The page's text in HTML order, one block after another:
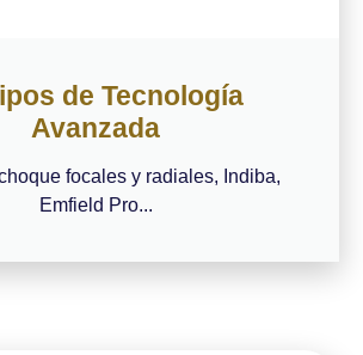
de Tecnología
Avanzada
focales y radiales, Indiba,
Emfield Pro...